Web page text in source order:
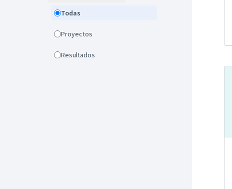
Todas
Proyectos
Resultados